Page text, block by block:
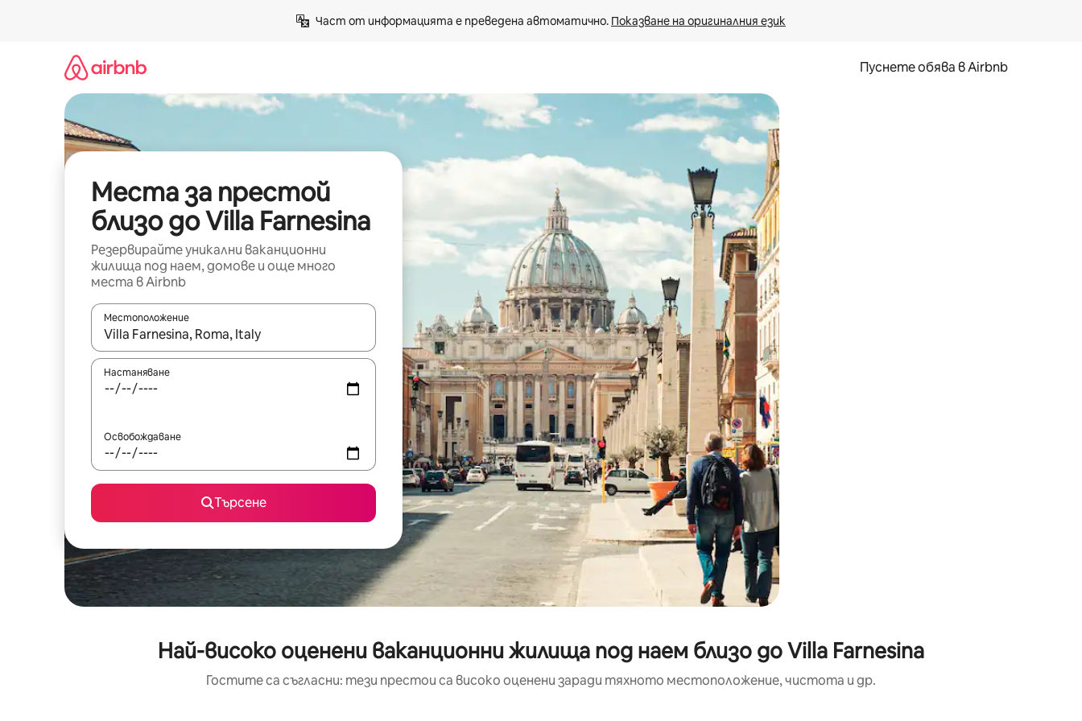
Част от информацията е преведена автоматично. Показване на оригиналния език
Пуснете обява в Airbnb
Места за престой
близо до Villa Farnesina
Резервирайте уникални ваканционни
жилища под наем, домове и още много
места в Airbnb
Местоположение
Когато резултатите се покажат, използвайте клавишите със стрелки нагоре и надолу или навигирайте с докосване или плъзгане.
Настаняване
Освобождаване
Търсене
Най-високо оценени ваканционни жилища под наем близо до Villa Farnesina
Гостите са съгласни: тези престои са високо оценени заради тяхното местоположение, чистота и др.